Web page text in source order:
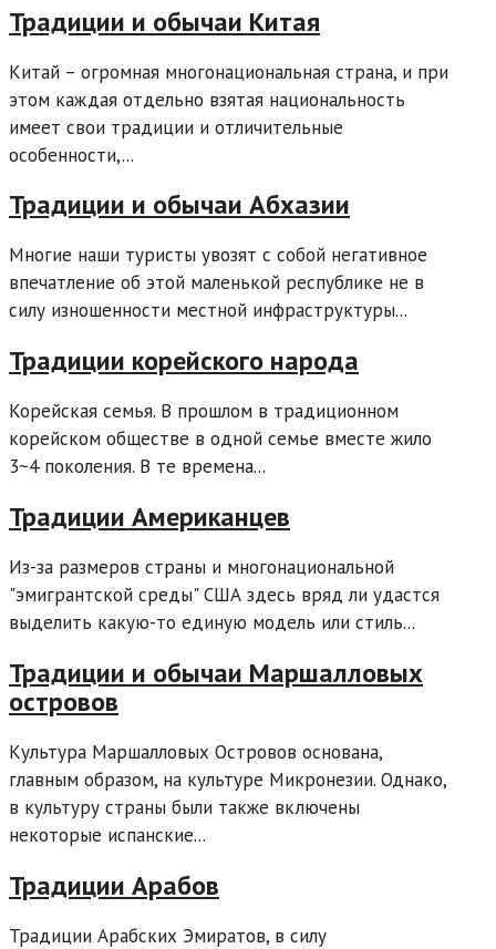
Традиции и обычаи Китая
Китай – огромная многонациональная страна, и при
этом каждая отдельно взятая национальность
имеет свои традиции и отличительные
особенности,...
Традиции и обычаи Абхазии
Многие наши туристы увозят с собой негативное
впечатление об этой маленькой республике не в
силу изношенности местной инфраструктуры...
Традиции корейского народа
Корейская семья. В прошлом в традиционном
корейском обществе в одной семье вместе жило
3~4 поколения. В те времена...
Традиции Американцев
Из-за размеров страны и многонациональной
"эмигрантской среды" США здесь вряд ли удастся
выделить какую-то единую модель или стиль...
Традиции и обычаи Маршалловых
островов
Культура Маршалловых Островов основана,
главным образом, на культуре Микронезии. Однако,
в культуру страны были также включены
некоторые испанские...
Традиции Арабов
Традиции Арабских Эмиратов, в силу